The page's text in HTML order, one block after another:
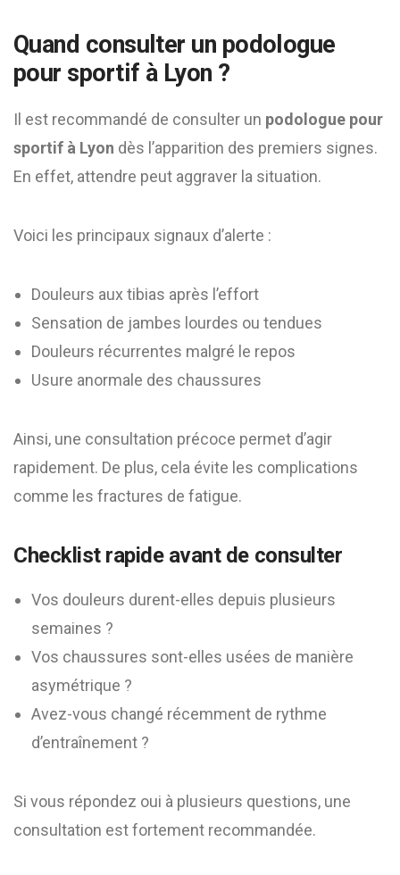
Quand consulter un podologue
pour sportif à Lyon ?
Il est recommandé de consulter un podologue pour
sportif à Lyon dès l’apparition des premiers signes.
En effet, attendre peut aggraver la situation.
Voici les principaux signaux d’alerte :
Douleurs aux tibias après l’effort
Sensation de jambes lourdes ou tendues
Douleurs récurrentes malgré le repos
Usure anormale des chaussures
Ainsi, une consultation précoce permet d’agir
rapidement. De plus, cela évite les complications
comme les fractures de fatigue.
Checklist rapide avant de consulter
Vos douleurs durent-elles depuis plusieurs
semaines ?
Vos chaussures sont-elles usées de manière
asymétrique ?
Avez-vous changé récemment de rythme
d’entraînement ?
Si vous répondez oui à plusieurs questions, une
consultation est fortement recommandée.